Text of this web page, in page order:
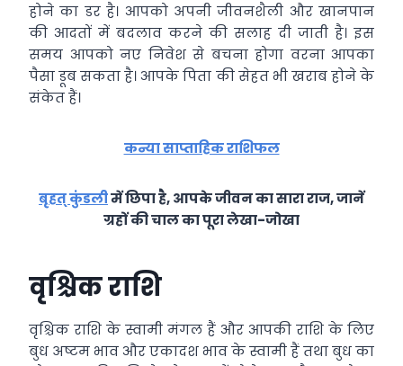
होने का डर है। आपको अपनी जीवनशैली और खानपान
की आदतों में बदलाव करने की सलाह दी जाती है। इस
समय आपको नए निवेश से बचना होगा वरना आपका
पैसा डूब सकता है। आपके पिता की सेहत भी खराब होने के
संकेत हैं।
कन्या साप्ताहिक राशिफल
बृहत् कुंडलीमें छिपा है, आपके जीवन का सारा राज, जानें
ग्रहों की चाल का पूरा लेखा-जोखा
वृश्चिक‍ राशि
वृश्चिक राशि के स्वामी मंगल हैं और आपकी राशि के लिए
बुध अष्टम भाव और एकादश भाव के स्वामी हैं तथा बुध का